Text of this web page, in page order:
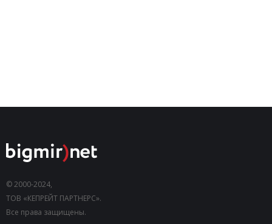
© 2000-2024,
ТОВ «КЕПРЕЙТ ПАРТНЕРС».
Все права защищены.